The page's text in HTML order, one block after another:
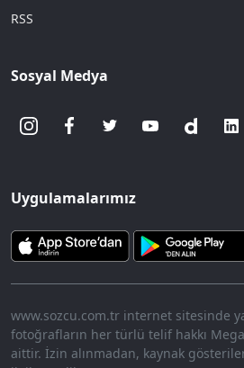
RSS
Sosyal Medya
Uygulamalarımız
www.sozcu.com.tr internet sitesinde
fotoğrafların her türlü telif hakkı
aittir. İzin alınmadan, kaynak